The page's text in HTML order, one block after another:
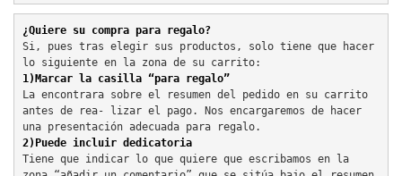
¿Quiere su compra para regalo?
Si, pues tras elegir sus productos, solo tiene que hacer
lo siguiente en la zona de su carrito:
1)Marcar la casilla “para regalo”
La encontrara sobre el resumen del pedido en su carrito
antes de rea- lizar el pago. Nos encargaremos de hacer
una presentación adecuada para regalo.
2)Puede incluir dedicatoria
Tiene que indicar lo que quiere que escribamos en la